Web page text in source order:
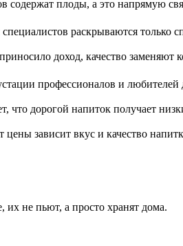
плоды, а это напрямую
раскрываются только
доход, качество заменяют
профессионалов и любителей
что дорогой напиток получает
зависит вкус и качество
не пьют, а просто хранят дома.